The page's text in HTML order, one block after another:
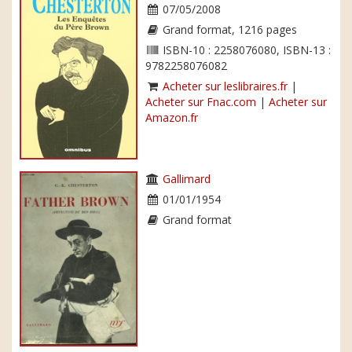
07/05/2008
Grand format, 1216 pages
ISBN-10 : 2258076080, ISBN-13 :
9782258076082
Acheter sur leslibraires.fr|
Acheter sur Fnac.com | Acheter sur
Amazon.fr
Gallimard
01/01/1954
Grand format